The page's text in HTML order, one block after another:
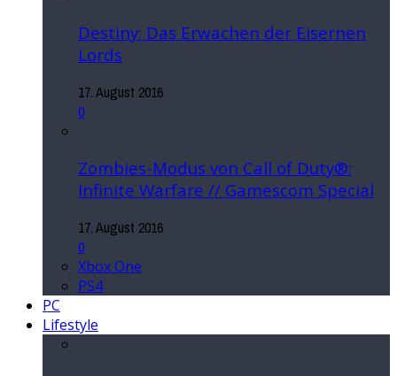
Destiny: Das Erwachen der Eisernen
Lords
17. August 2016
0
Zombies-Modus von Call of Duty®:
Infinite Warfare // Gamescom Special
17. August 2016
0
Xbox One
PS4
PC
Lifestyle